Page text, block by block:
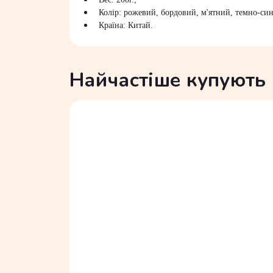
Колір: рожевий, бордовий, м'ятний, темно-
Країна: Китай.
Найчастіше купують